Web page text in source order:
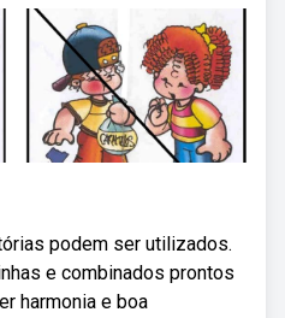
podem ser utilizados.
e combinados prontos
harmonia e boa